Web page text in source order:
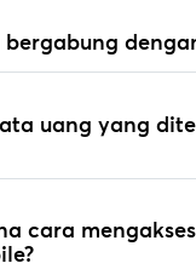
bergabung
uang yang
cara